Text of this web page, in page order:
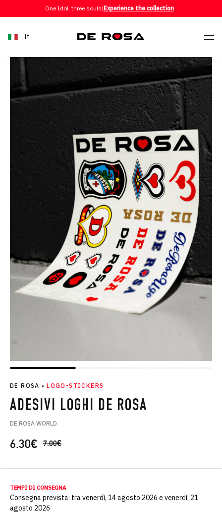
Skip to contentOne Idol, three souls|Experience the collection
It
DE ROSA • LOGO-STICKERS
ADESIVI LOGHI DE ROSA
DE ROSA WORLD
6.30€ 7.00€
TEMPI DI CONSEGNA
Consegna prevista: tra venerdì, 14 agosto 2026 e venerdì, 21
agosto 2026